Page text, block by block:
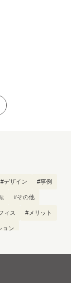
#デザイン #事例
#その他
ィス #メリット
ョン